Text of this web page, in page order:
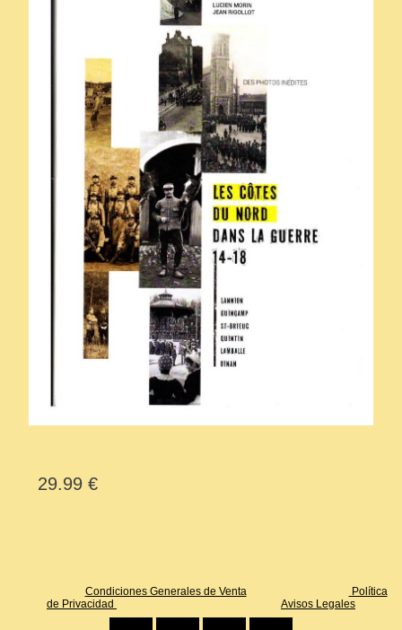
29.99 €
Condiciones Generales de Venta
Política
de Privacidad
Avisos Legales